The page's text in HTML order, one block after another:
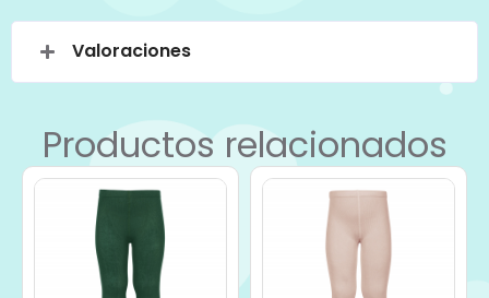
Valoraciones
Productos relacionados